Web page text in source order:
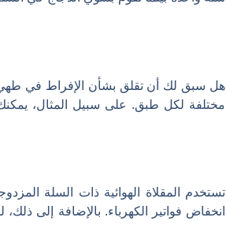
هل سبق لك أن تقلق بشأن الإفراط في
مختلفة لكل طبق. على سبيل المثال،
تستخدم المقلاة الهوائية ذات السلة
انخفاض فواتير الكهرباء. بالإضافة إلى